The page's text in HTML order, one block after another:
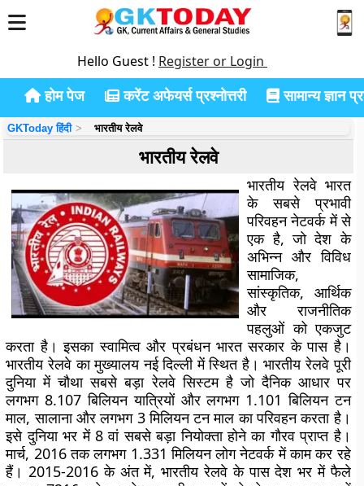
Hello Guest ! Register or Login
होम पेज करेंट अफेयर्स प्रश्नोत्तरी सामान्य ज्ञान
GKToday हिंदी भारतीय रेलवे
भारतीय रेलवे
भारतीय रेलवे भारत
के सबसे प्रभावी
परिवहन नेटवर्क में से
एक है, जो देश के
अभिन्न और विविध
सामाजिक,
सांस्कृतिक, आर्थिक
और राजनीतिक
पहलुओं को एकजुट
करता है। इसका स्वामित्व और प्रबंधन भारत सरकार के पास है।
भारतीय रेलवे का मुख्यालय नई दिल्ली में स्थित है। भारतीय रेलवे पूरी
दुनिया में चौथा सबसे बड़ा रेलवे सिस्टम है जो दैनिक आधार पर
लगभग 8.107 बिलियन यात्रियों और लगभग 1.101 बिलियन टन
माल, सालाना और लगभग 3 मिलियन टन माल का परिवहन करता है।
इसे दुनिया भर में 8 वां सबसे बड़ा नियोक्ता होने का गौरव प्राप्त है।
मार्च, 2016 तक लगभग 1.331 मिलियन लोग नेटवर्क में काम कर रहे
हैं। 2015-2016 के अंत में, भारतीय रेलवे के पास देश भर में फैले